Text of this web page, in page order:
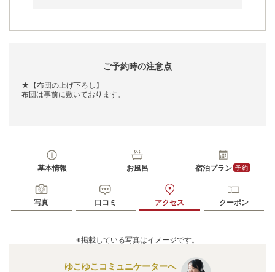
ご予約時の注意点
★【布団の上げ下ろし】
布団は事前に敷いております。
基本情報 お風呂 宿泊プラン 予約
写真 口コミ アクセス クーポン
※掲載している写真はイメージです。
ゆこゆこコミュニケーターへ